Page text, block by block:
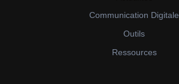
Communication Digitale
Outils
Ressources